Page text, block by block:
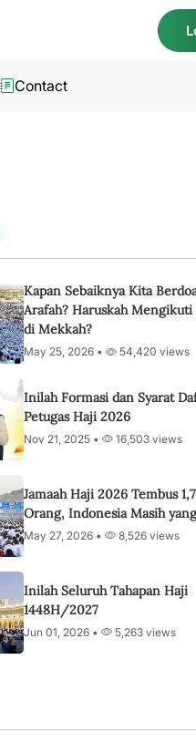
Contact
Kapan Sebaiknya Kita
Arafah? Haruskah Mengikuti
di Mekkah?
May 25, 2026 • 54,420 views
Inilah Formasi dan Syarat
Petugas Haji 2026
Nov 21, 2025 • 16,503 views
Jamaah Haji 2026 Tembus
Orang, Indonesia Masih
May 27, 2026 • 8,526 views
Inilah Seluruh Tahapan Haji
1448H/2027
Jun 01, 2026 • 5,263 views